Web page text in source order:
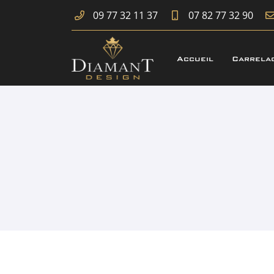
09 77 32 11 37 07 82 77 32 90
Accueil
171 Avenue Raoul Aladenize
18500 Mehun-sur-Yèvre
09 77 32 11 37